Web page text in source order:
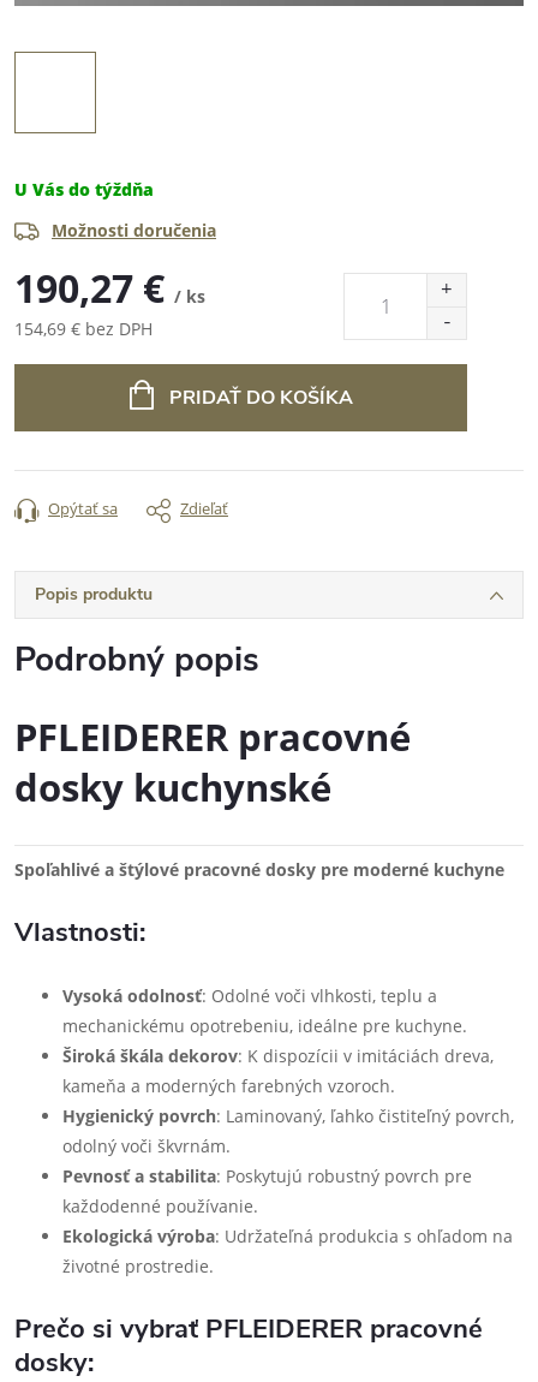
U Vás do týždňa
Možnosti doručenia
190,27 € / ks
154,69 € bez DPH
PRIDAŤ DO KOŠÍKA
Opýtať sa Zdieľať
Popis produktu
Podrobný popis
PFLEIDERER pracovné
dosky kuchynské
Spoľahlivé a štýlové pracovné dosky pre moderné kuchyne
Vlastnosti:
Vysoká odolnosť: Odolné voči vlhkosti, teplu a
mechanickému opotrebeniu, ideálne pre kuchyne.
Široká škála dekorov: K dispozícii v imitáciách dreva,
kameňa a moderných farebných vzoroch.
Hygienický povrch: Laminovaný, ľahko čistiteľný povrch,
odolný voči škvrnám.
Pevnosť a stabilita: Poskytujú robustný povrch pre
každodenné používanie.
Ekologická výroba: Udržateľná produkcia s ohľadom na
životné prostredie.
Prečo si vybrať PFLEIDERER pracovné
dosky: